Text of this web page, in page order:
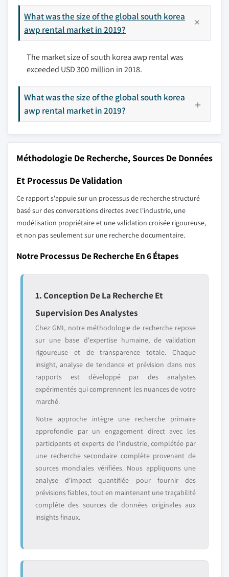
What was the size of the global south korea
awp rental market in 2019?
The market size of south korea awp rental was
exceeded USD 300 million in 2018.
What was the size of the global south korea
awp rental market in 2019?
Méthodologie De Recherche, Sources De Données
Et Processus De Validation
Ce rapport s'appuie sur un processus de recherche structuré
basé sur des conversations directes avec l'industrie, une
modélisation propriétaire et une validation croisée rigoureuse,
et non pas seulement sur une recherche documentaire.
Notre Processus De Recherche En 6 Étapes
1. Conception De La Recherche Et
Supervision Des Analystes
Chez GMI, notre méthodologie de recherche repose
sur une base d'expertise humaine, de validation
rigoureuse et de transparence totale. Chaque
insight, analyse de tendance et prévision dans nos
rapports est développé par des analystes
expérimentés qui comprennent les nuances de votre
marché.
Notre approche intègre une recherche primaire
approfondie par un engagement direct avec les
participants et experts de l'industrie, complétée par
une recherche secondaire complète provenant de
sources mondiales vérifiées. Nous appliquons une
analyse d'impact quantifiée pour fournir des
prévisions fiables, tout en maintenant une traçabilité
complète des sources de données originales aux
insights finaux.